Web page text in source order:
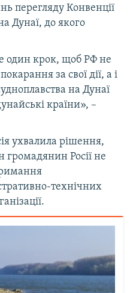
перегляду Конвенції
Дунаї, до якого
один крок, щоб РФ не
за свої дії, а і
на Дунаї
країни», –
ухвалила рішення,
громадянин Росії не
технічних